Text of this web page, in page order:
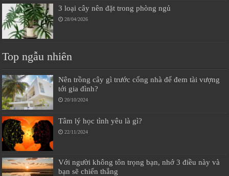
3 loại cây nên đặt trong phòng ngủ
28/04/2026
Top ngẫu nhiên
Nên trồng cây gì trước cổng nhà để đem tài vượng
tới gia đình?
20/10/2024
Tâm lý học tình yêu là gì?
22/11/2024
Với người không tôn trọng bạn, nhớ 3 điều này và
bạn sẽ chiến thắng